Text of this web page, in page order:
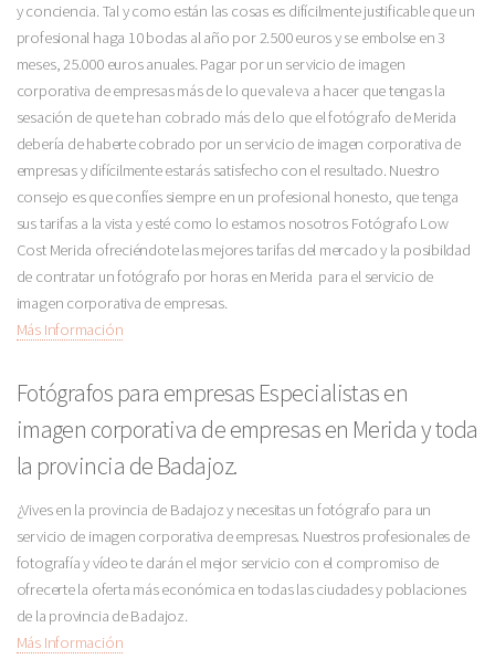
y conciencia. Tal y como están las cosas es difícilmente justificable que un
profesional haga 10 bodas al año por 2.500 euros y se embolse en 3
meses, 25.000 euros anuales. Pagar por un servicio de imagen
corporativa de empresas más de lo que vale va a hacer que tengas la
sesación de que te han cobrado más de lo que el fotógrafo de Merida
debería de haberte cobrado por un servicio de imagen corporativa de
empresas y difícilmente estarás satisfecho con el resultado. Nuestro
consejo es que confíes siempre en un profesional honesto, que tenga
sus tarifas a la vista y esté como lo estamos nosotros Fotógrafo Low
Cost Merida ofreciéndote las mejores tarifas del mercado y la posibildad
de contratar un fotógrafo por horas en Merida para el servicio de
imagen corporativa de empresas.
Más Información
Fotógrafos para empresas Especialistas en
imagen corporativa de empresas en Merida y toda
la provincia de Badajoz.
¿Vives en la provincia de Badajoz y necesitas un fotógrafo para un
servicio de imagen corporativa de empresas. Nuestros profesionales de
fotografía y vídeo te darán el mejor servicio con el compromiso de
ofrecerte la oferta más económica en todas las ciudades y poblaciones
de la provincia de Badajoz.
Más Información